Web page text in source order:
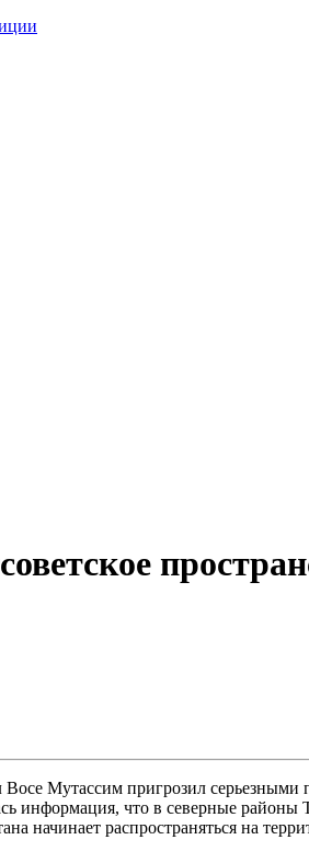
Мутассим пригрозил
информация, что в северные
начинает распространяться на